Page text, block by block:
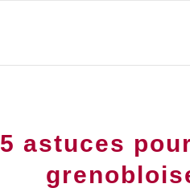
5 astuces